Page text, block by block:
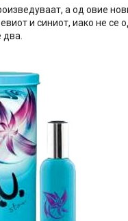
а од овие
и синиот, иако не се